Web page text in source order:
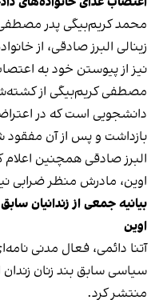
محمد کریم‌بیگی پدر مصطفی
زینالی البرز صادقی، از
نیز از پیوستن خود به
بازداشت و پس از آن
اوین، مادرش منظر ضرابی
بیانیه جمعی از زندانیان
اوین
سیاسی سابق بند زنان زندان اوین با ۶۱ زندانی
منتشر کرد.